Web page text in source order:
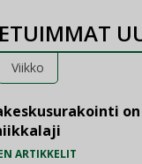
Viikko
on
ARTIKKELIT